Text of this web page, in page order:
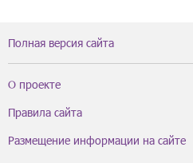
Полная версия сайта
О проекте
Правила сайта
Размещение информации на сайте